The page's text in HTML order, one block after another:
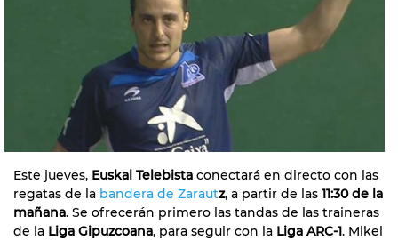
Este jueves, Euskal Telebista conectará en directo con las
regatas de la bandera de Zarautz, a partir de las 11:30 de la
mañana. Se ofrecerán primero las tandas de las traineras
de la Liga Gipuzcoana, para seguir con la Liga ARC-1. Mikel